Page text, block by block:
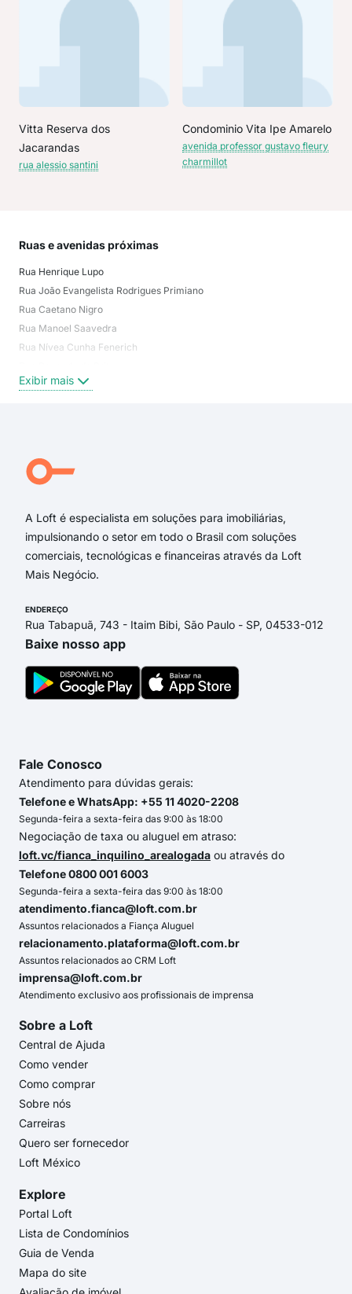
Vitta Reserva dos
Jacarandas
rua alessio santini
Condominio Vita Ipe Amarelo
avenida professor gustavo fleury
charmillot
Ruas e avenidas próximas
Rua Henrique Lupo
Rua João Evangelista Rodrigues Primiano
Rua Caetano Nigro
Rua Manoel Saavedra
Rua Nívea Cunha Fenerich
Rua Rolando Lupo
Rua José Maria Tescari
Professor Vespasiano Veiga
Exibir mais
A Loft é especialista em soluções para imobiliárias,
impulsionando o setor em todo o Brasil com soluções
comerciais, tecnológicas e financeiras através da Loft
Mais Negócio.
ENDEREÇO
Rua Tabapuã, 743 - Itaim Bibi, São Paulo - SP, 04533-012
Baixe nosso app
Fale Conosco
Atendimento para dúvidas gerais:
Telefone e WhatsApp: +55 11 4020-2208
Segunda-feira a sexta-feira das 9:00 às 18:00
Negociação de taxa ou aluguel em atraso:
loft.vc/fianca_inquilino_arealogada ou através do
Telefone 0800 001 6003
Segunda-feira a sexta-feira das 9:00 às 18:00
atendimento.fianca@loft.com.br
Assuntos relacionados a Fiança Aluguel
relacionamento.plataforma@loft.com.br
Assuntos relacionados ao CRM Loft
imprensa@loft.com.br
Atendimento exclusivo aos profissionais de imprensa
Sobre a Loft
Central de Ajuda
Como vender
Como comprar
Sobre nós
Carreiras
Quero ser fornecedor
Loft México
Explore
Portal Loft
Lista de Condomínios
Guia de Venda
Mapa do site